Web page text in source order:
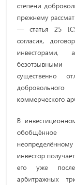
степени
прежнему
— статья 25
согласия,
инвесторами,
безотзывными
существенно
коммерческого
В
обобщённое
инвестор
его уже после
арбитражных